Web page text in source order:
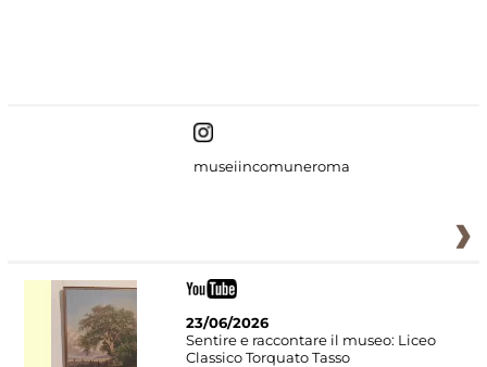
museiincomuneroma
23/06/2026
Sentire e raccontare il museo: Liceo
Classico Torquato Tasso